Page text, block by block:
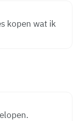
kopen wat ik